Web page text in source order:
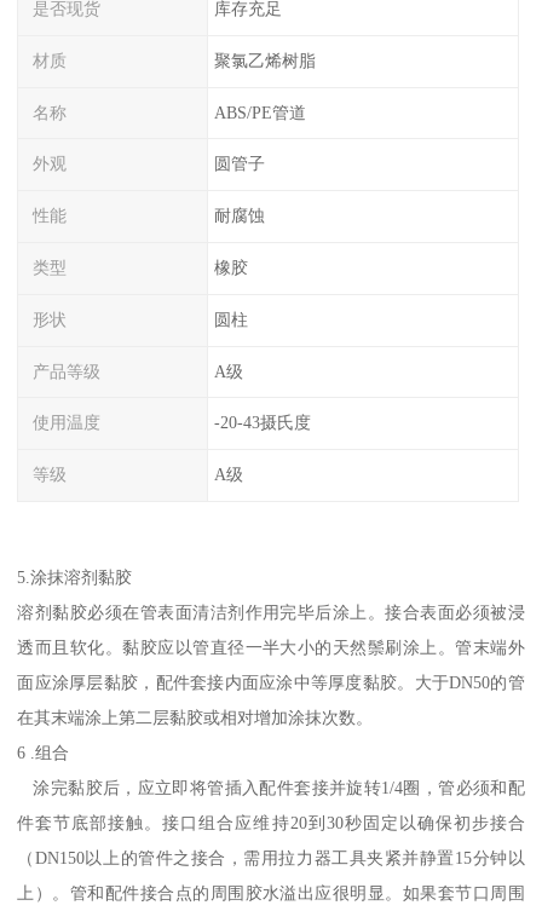
是否现货 库存充足
材质 聚氯乙烯树脂
名称 ABS/PE管道
外观 圆管子
性能 耐腐蚀
类型 橡胶
形状 圆柱
产品等级 A级
使用温度 -20-43摄氏度
等级 A级
5.涂抹溶剂黏胶
溶剂黏胶必须在管表面清洁剂作用完毕后涂上。接合表面必须被浸
透而且软化。黏胶应以管直径一半大小的天然鬃刷涂上。管末端外
面应涂厚层黏胶，配件套接内面应涂中等厚度黏胶。大于DN50的管
在其末端涂上第二层黏胶或相对增加涂抹次数。
6 .组合
涂完黏胶后，应立即将管插入配件套接并旋转1/4圈，管必须和配
件套节底部接触。接口组合应维持20到30秒固定以确保初步接合
（DN150以上的管件之接合，需用拉力器工具夹紧并静置15分钟以
上）。管和配件接合点的周围胶水溢出应很明显。如果套节口周围